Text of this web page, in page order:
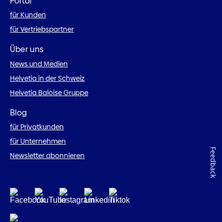
für Kunden
für Vertriebspartner
Über uns
News und Medien
Helvetia in der Schweiz
Helvetia Baloise Gruppe
Blog
für Privatkunden
für Unternehmen
Newsletter abonnieren
Feedback